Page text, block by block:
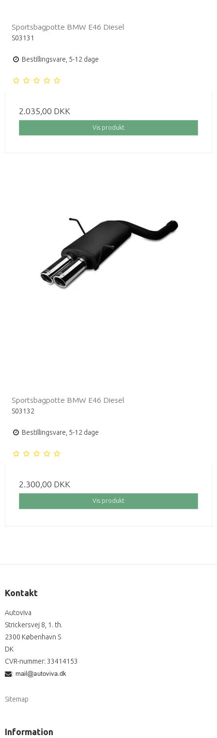
Sportsbagpotte BMW E46 Diesel
S03131
Bestillingsvare, 5-12 dage
2.035,00 DKK
Vis produkt
Sportsbagpotte BMW E46 Diesel
S03132
Bestillingsvare, 5-12 dage
2.300,00 DKK
Vis produkt
Kontakt
Autoviva
Strickersvej 8, 1. th.
2300 København S
DK
CVR-nummer: 33414153
:
Sitemap
Information